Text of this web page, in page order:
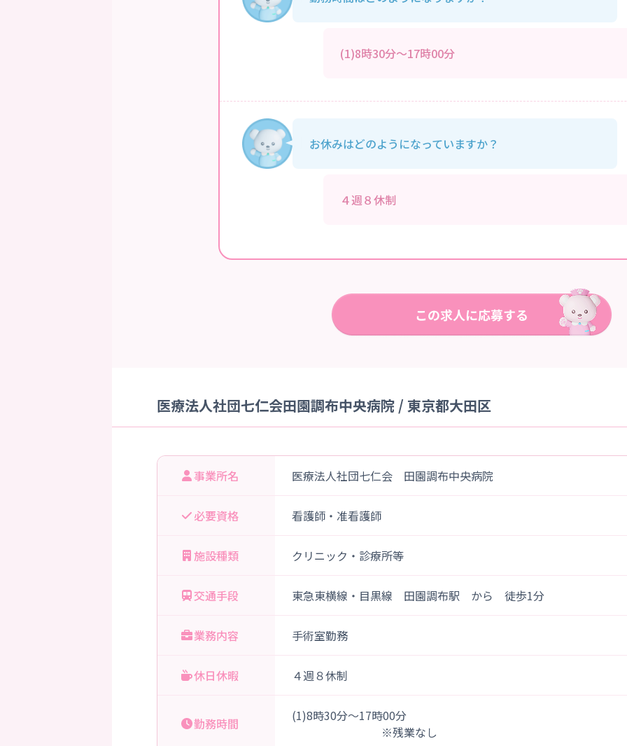
(1)8時30分～17時00分
お休みはどのようになっていますか？
４週８休制
医療法人社団七仁会田園調布中央病院 / 東京都大田区
事業所名 医療法人社団七仁会 田園調布中央病院
必要資格 看護師・准看護師
施設種類 クリニック・診療所等
交通手段 東急東横線・目黒線 田園調布駅 から 徒歩1分
業務内容 手術室勤務
休日休暇 ４週８休制
勤務時間
(1)8時30分～17時00分
※残業なし